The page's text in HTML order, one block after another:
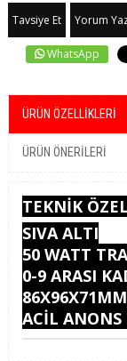
Tavsiye Et Yorum
WhatsApp
ÜRÜN ÖZELLIKLERI
ÜRÜN ÖNERILERI
TEKNİK
SIVA ALTI
50 WATT
0-9 ARASI
86X96X71MM
ACİL